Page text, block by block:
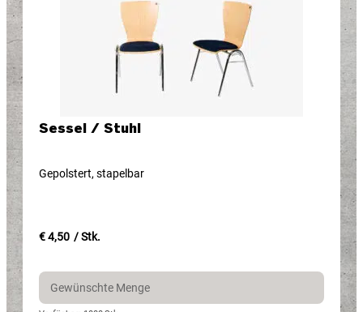
Sessel / Stuhl
Gepolstert, stapelbar
€ 4,50 / Stk.